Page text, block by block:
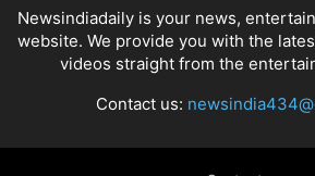
Newsindiadaily is your news,
website. We provide you with the
videos straight from the
Contact us: